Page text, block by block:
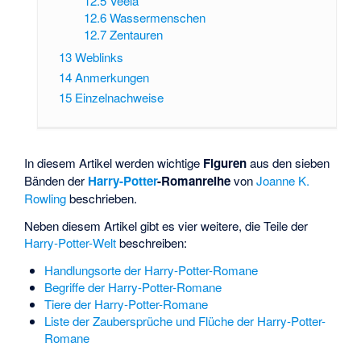
12.6 Wassermenschen
12.7 Zentauren
13Weblinks
14Anmerkungen
15 Einzelnachweise
In diesem Artikel werden wichtige Figurenaus den sieben
Bänden der Harry-Potter-RomanreihevonJoanne K.
Rowlingbeschrieben.
Neben diesem Artikel gibt es vier weitere, die Teile der
Harry-Potter-Weltbeschreiben:
Handlungsorte der Harry-Potter-Romane
Begriffe der Harry-Potter-Romane
Tiere der Harry-Potter-Romane
Liste der Zaubersprüche und Flüche der Harry-Potter-
Romane